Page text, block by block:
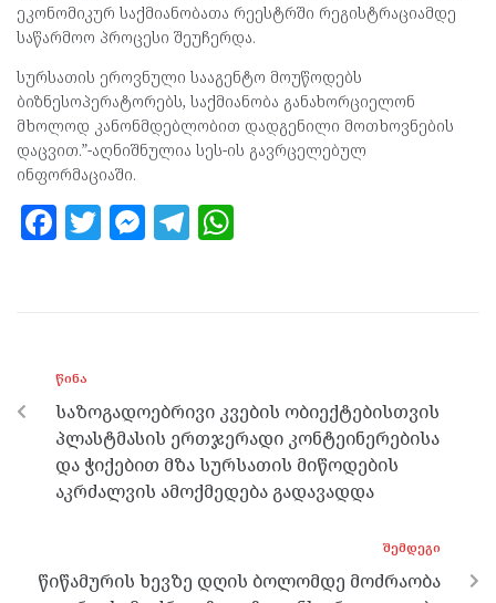
ეკონომიკურ საქმიანობათა რეესტრში რეგისტრაციამდე
საწარმოო პროცესი შეუჩერდა.
სურსათის ეროვნული სააგენტო მოუწოდებს
ბიზნესოპერატორებს, საქმიანობა განახორციელონ
მხოლოდ კანონმდებლობით დადგენილი მოთხოვნების
დაცვით.”-აღნიშნულია სეს-ის გავრცელებულ
ინფორმაციაში.
F
o
o
k
T M
er
T
m p
p
ᲬᲘᲜᲐ
საზოგადოებრივი კვების ობიექტებისთვის
პლასტმასის ერთჯერადი კონტეინერებისა
და ჭიქებით მზა სურსათის მიწოდების
აკრძალვის ამოქმედება გადავადდა
ᲨᲔᲛᲓᲔᲒᲘ
წიწამურის ხევზე დღის ბოლომდე მოძრაობა